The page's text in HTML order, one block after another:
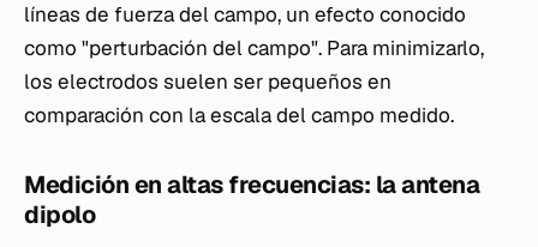
líneas de fuerza del campo, un efecto conocido
como "perturbación del campo". Para minimizarlo,
los electrodos suelen ser pequeños en
comparación con la escala del campo medido.
Medición en altas frecuencias: la antena
dipolo